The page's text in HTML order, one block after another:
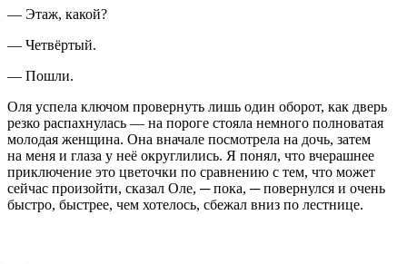
— Этаж, какой?
— Четвёртый.
— Пошли.
Оля успела ключом провернуть лишь один оборот, как дверь
резко распахнулась — на пороге стояла немного полноватая
молодая женщина. Она вначале посмотрела на дочь, затем
на меня и глаза у неё округлились. Я понял, что вчерашнее
приключение это цветочки по сравнению с тем, что может
сейчас произойти, сказал Оле, ─ пока, ─ повернулся и очень
быстро, быстрее, чем хотелось, сбежал вниз по лестнице.